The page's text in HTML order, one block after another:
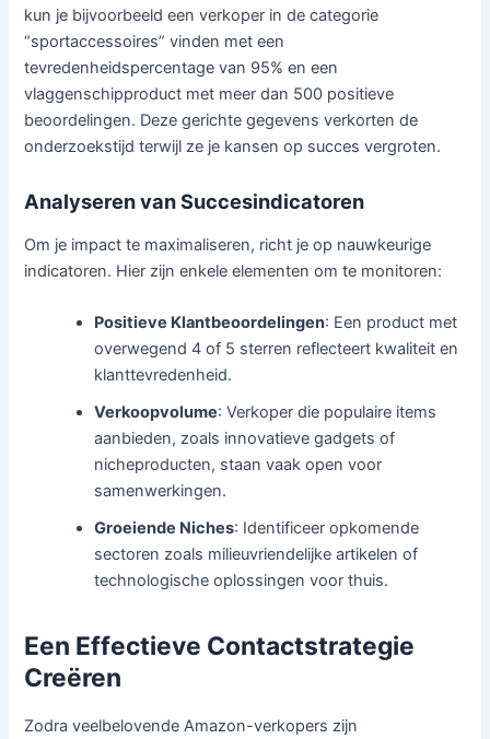
kun je bijvoorbeeld een verkoper in de categorie
“sportaccessoires” vinden met een
tevredenheidspercentage van 95% en een
vlaggenschipproduct met meer dan 500 positieve
beoordelingen. Deze gerichte gegevens verkorten de
onderzoekstijd terwijl ze je kansen op succes vergroten.
Analyseren van Succesindicatoren
Om je impact te maximaliseren, richt je op nauwkeurige
indicatoren. Hier zijn enkele elementen om te monitoren:
Positieve Klantbeoordelingen: Een product met
overwegend 4 of 5 sterren reflecteert kwaliteit en
klanttevredenheid.
Verkoopvolume: Verkoper die populaire items
aanbieden, zoals innovatieve gadgets of
nicheproducten, staan vaak open voor
samenwerkingen.
Groeiende Niches: Identificeer opkomende
sectoren zoals milieuvriendelijke artikelen of
technologische oplossingen voor thuis.
Een Effectieve Contactstrategie
Creëren
Zodra veelbelovende Amazon-verkopers zijn